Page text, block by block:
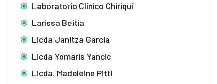
Laboratorio Clínico Chiriquí
Larissa Beitia
Licda Janitza Garcia
Licda Yomaris Yancic
Licda. Madeleine Pitti